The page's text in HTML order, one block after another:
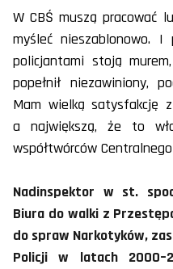
W CBŚ muszą pracować
myśleć nieszablonowo. I
policjantami stoją
popełnił niezawiniony,
Mam wielką satysfakcję
a największą, że to
współtwórców
Nadinspektor w st.
Biura do walki z
do spraw Narkotyków,
Policji w latach